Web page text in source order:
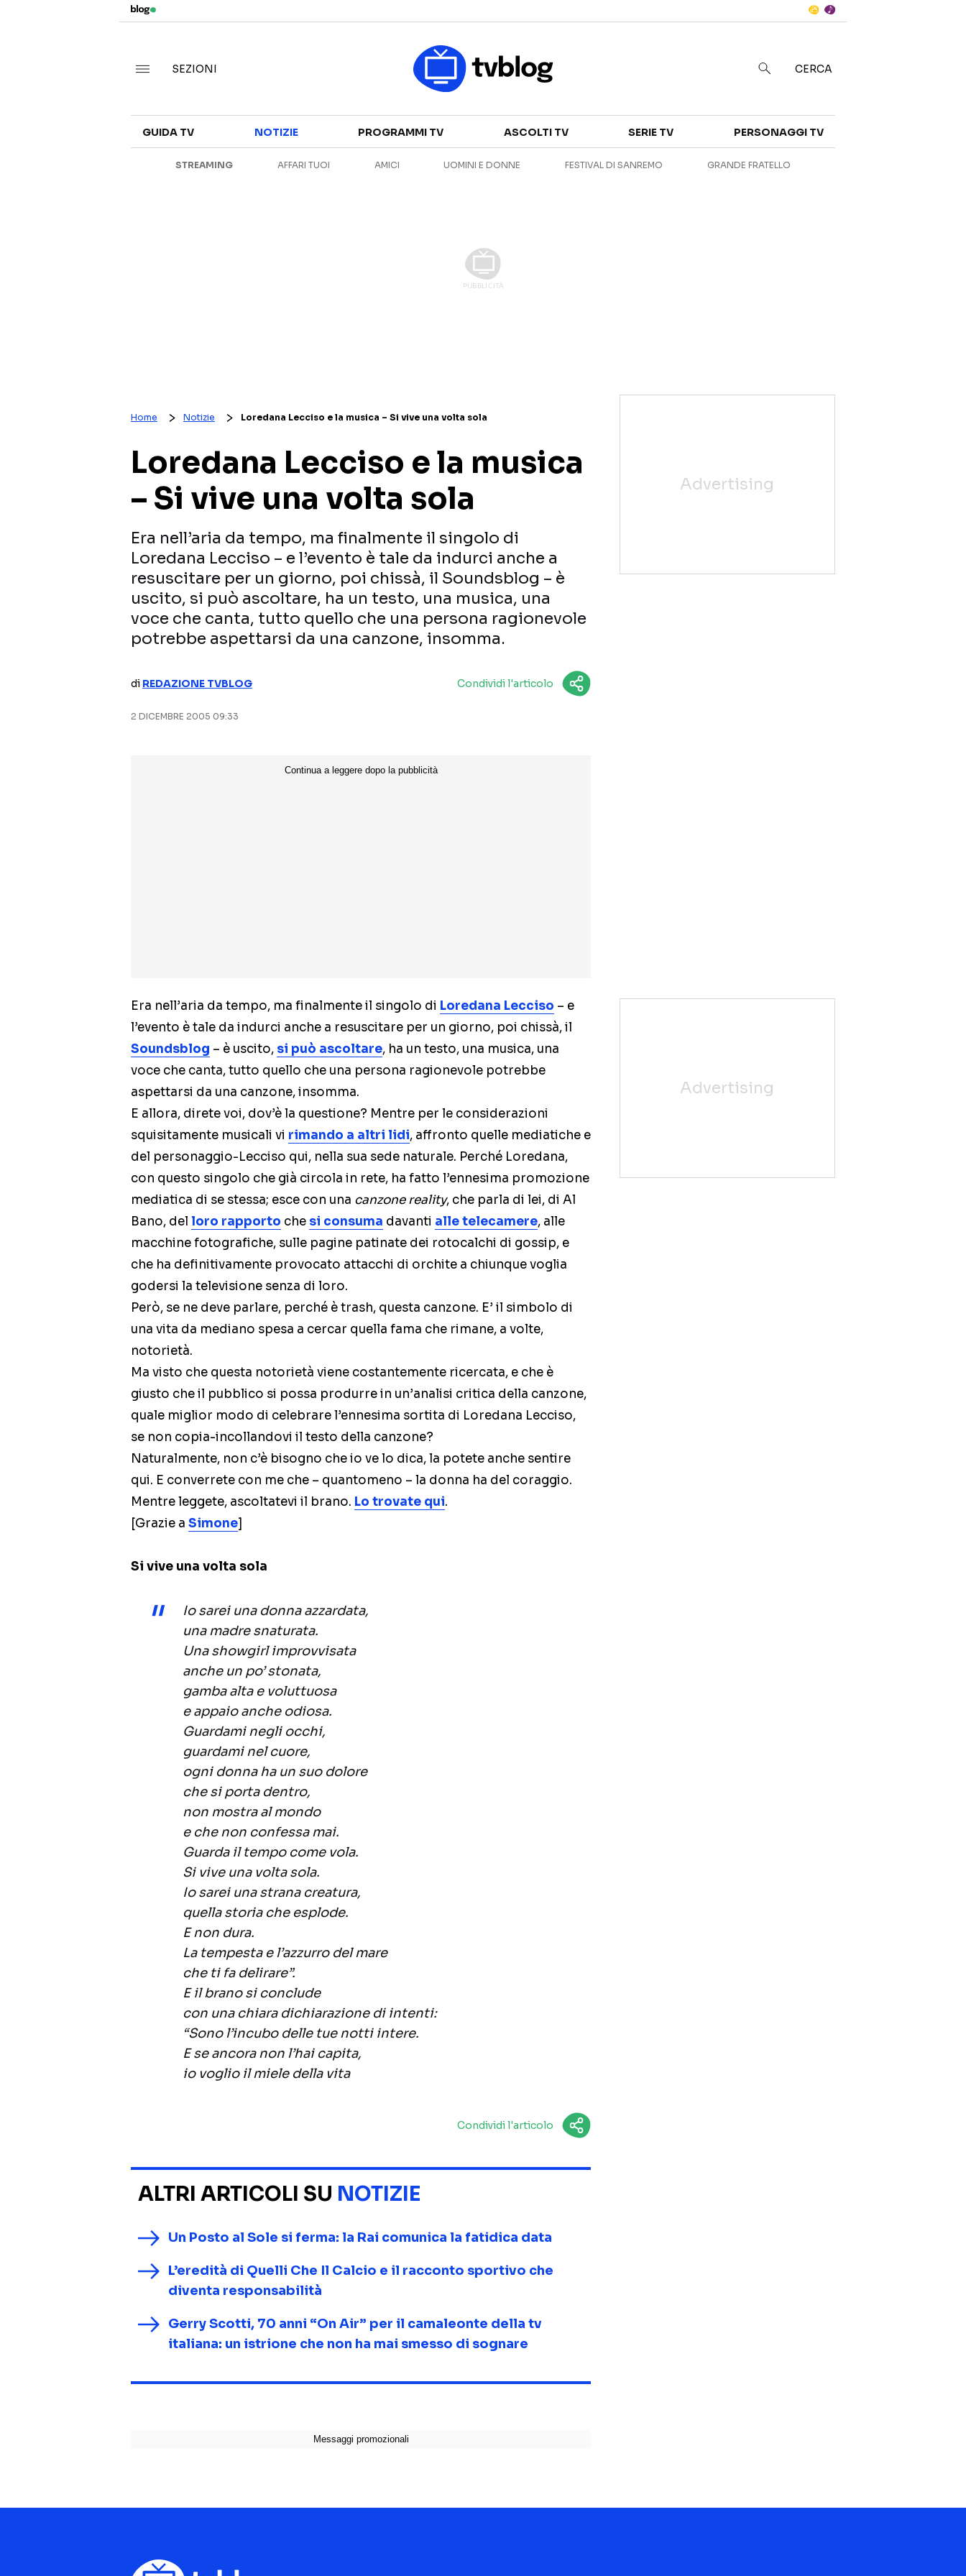
CANALI TV
SERIE TV
ANTEPRIME
SEZIONI CERCA
GUIDA TV NOTIZIE PROGRAMMI TV ASCOLTI TV SERIE TV PERSONAGGI TV
STREAMING AFFARI TUOI AMICI UOMINI E DONNE FESTIVAL DI SANREMO GRANDE FRATELLO
Home Notizie Loredana Lecciso e la musica – Si vive una volta sola
Loredana Lecciso e la musica
– Si vive una volta sola
Era nell’aria da tempo, ma finalmente il singolo di
Loredana Lecciso – e l’evento è tale da indurci anche a
resuscitare per un giorno, poi chissà, il Soundsblog – è
uscito, si può ascoltare, ha un testo, una musica, una
voce che canta, tutto quello che una persona ragionevole
potrebbe aspettarsi da una canzone, insomma.
di REDAZIONE TVBLOG Condividi l'articolo
2 DICEMBRE 2005 09:33
Era nell’aria da tempo, ma finalmente il singolo di Loredana Lecciso – e
l’evento è tale da indurci anche a resuscitare per un giorno, poi chissà, il
Soundsblog – è uscito, si può ascoltare, ha un testo, una musica, una
voce che canta, tutto quello che una persona ragionevole potrebbe
aspettarsi da una canzone, insomma.
E allora, direte voi, dov’è la questione? Mentre per le considerazioni
squisitamente musicali vi rimando a altri lidi, affronto quelle mediatiche e
del personaggio-Lecciso qui, nella sua sede naturale. Perché Loredana,
con questo singolo che già circola in rete, ha fatto l’ennesima promozione
mediatica di se stessa; esce con una canzone reality, che parla di lei, di Al
Bano, del loro rapporto che si consuma davanti alle telecamere, alle
macchine fotografiche, sulle pagine patinate dei rotocalchi di gossip, e
che ha definitivamente provocato attacchi di orchite a chiunque voglia
godersi la televisione senza di loro.
Però, se ne deve parlare, perché è trash, questa canzone. E’ il simbolo di
una vita da mediano spesa a cercar quella fama che rimane, a volte,
notorietà.
Ma visto che questa notorietà viene costantemente ricercata, e che è
giusto che il pubblico si possa produrre in un’analisi critica della canzone,
quale miglior modo di celebrare l’ennesima sortita di Loredana Lecciso,
se non copia-incollandovi il testo della canzone?
Naturalmente, non c’è bisogno che io ve lo dica, la potete anche sentire
qui. E converrete con me che – quantomeno – la donna ha del coraggio.
Mentre leggete, ascoltatevi il brano. Lo trovate qui.
[Grazie a Simone]
Si vive una volta sola
Io sarei una donna azzardata,
una madre snaturata.
Una showgirl improvvisata
anche un po’ stonata,
gamba alta e voluttuosa
e appaio anche odiosa.
Guardami negli occhi,
guardami nel cuore,
ogni donna ha un suo dolore
che si porta dentro,
non mostra al mondo
e che non confessa mai.
Guarda il tempo come vola.
Si vive una volta sola.
Io sarei una strana creatura,
quella storia che esplode.
E non dura.
La tempesta e l’azzurro del mare
che ti fa delirare”.
E il brano si conclude
con una chiara dichiarazione di intenti:
“Sono l’incubo delle tue notti intere.
E se ancora non l’hai capita,
io voglio il miele della vita
Condividi l'articolo
ALTRI ARTICOLI SU NOTIZIE
Un Posto al Sole si ferma: la Rai comunica la fatidica data
L’eredità di Quelli Che Il Calcio e il racconto sportivo che
diventa responsabilità
Gerry Scotti, 70 anni “On Air” per il camaleonte della tv
italiana: un istrione che non ha mai smesso di sognare